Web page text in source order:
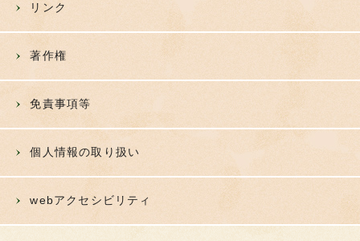
リンク
著作権
免責事項等
個人情報の取り扱い
webアクセシビリティ